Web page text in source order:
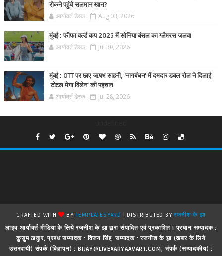
रोकने पहुंचे सलमान खान?
आर्यावर्त डेस्क Aug 03, 2026
मुंबई : फीफा वर्ल्ड कप 2026 में सोनिया बंसल का ग्लैमरस जलवा
आर्यावर्त डेस्क Jul 30, 2026
मुंबई : OTT पर छाए ऋषभ साहनी, 'नागबंधन' में दमदार डबल रोल ने दिलाई
'टोटल मेगा विलेन' की पहचान
आर्यावर्त डेस्क Jul 28, 2026
CRAFTED WITH BYTEMPLATESYARD | DISTRIBUTED BYरजनीश के झा
लाइव आर्यावर्त मीडिया के लिये रजनीश के झा द्वारा संपादित एवं प्रकाशित ! प्रधान सम्पादक :
कुसुम ठाकुर, प्रबंध सम्पादक : विजय सिंह, सम्पादक : रजनीश के झा (खबर के लिये
उत्तरदायी) संपर्क (विज्ञापन) : BIJAY@LIVEAARYAAVART.COM, संपर्क (सम्पादकीय) :